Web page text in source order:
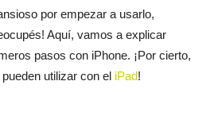
por empezar a usarlo,
Aquí, vamos a explicar
pasos con iPhone. ¡Por cierto,
utilizar con el iPad!